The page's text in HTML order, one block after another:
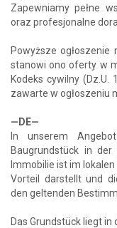
Zapewniamy pełne
oraz profesjonalne
Powyższe ogłoszenie
stanowi ono oferty w
Kodeks cywilny (Dz.U.
zawarte w ogłoszeniu
—DE—
In unserem
Baugrundstück in der
Immobilie ist im
Vorteil darstellt und
den geltenden
Das Grundstück liegt in